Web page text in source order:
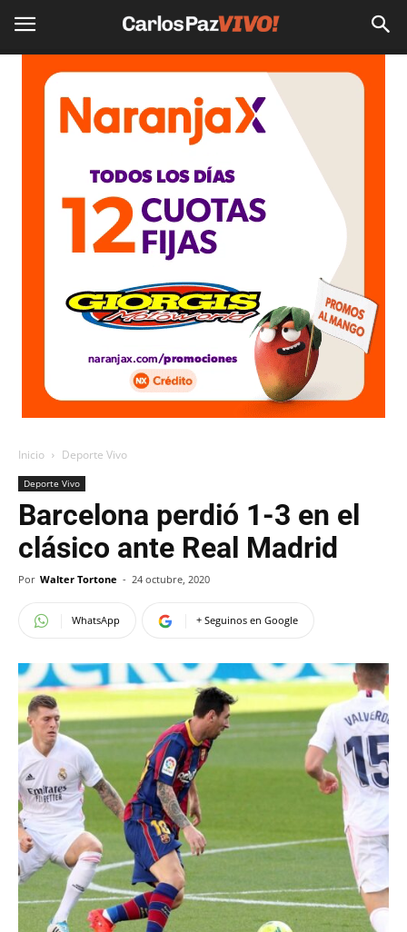
Inicio Deporte Vivo
Deporte Vivo
Barcelona perdió 1-3 en el
clásico ante Real Madrid
Por Walter Tortone - 24 octubre, 2020
WhatsApp + Seguinos en Google